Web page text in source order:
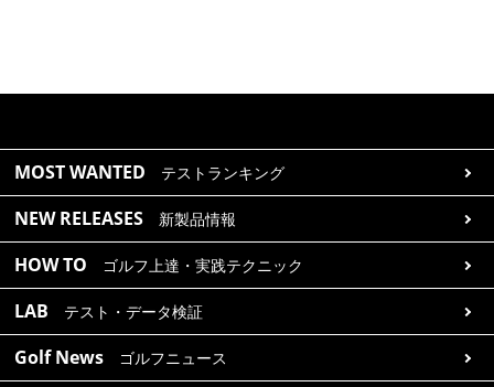
MOST WANTED テストランキング
NEW RELEASES 新製品情報
HOW TO ゴルフ上達・実践テクニック
LAB テスト・データ検証
Golf News ゴルフニュース